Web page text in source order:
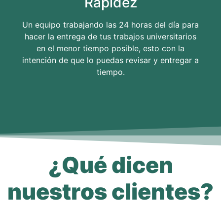
Un equipo trabajando las 24 horas del día para
hacer la entrega de tus trabajos universitarios
en el menor tiempo posible, esto con la
intención de que lo puedas revisar y entregar a
tiempo.
¿Qué dicen
nuestros clientes?